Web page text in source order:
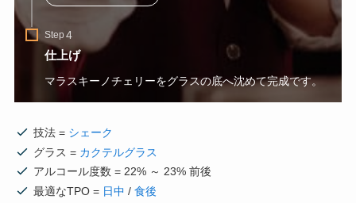
Step
仕上げ
マラスキーノチェリーをグラスの底へ沈めて完成です。
技法 = シェーク
グラス = カクテルグラス
アルコール度数 = 22% ～ 23% 前後
最適なTPO = 日中 /食後